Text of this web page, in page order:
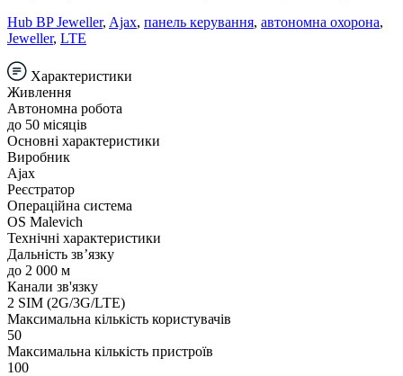
Hub BP Jeweller, Ajax, панель керування, автономна охорона,
Jeweller, LTE
Характеристики
Живлення
Автономна робота
до 50 місяців
Основні характеристики
Виробник
Ajax
Реєстратор
Операційна система
OS Malevich
Технічні характеристики
Дальність звʼязку
до 2 000 м
Канали зв'язку
2 SIM (2G/3G/LTE)
Максимальна кількість користувачів
50
Максимальна кількість пристроїв
100